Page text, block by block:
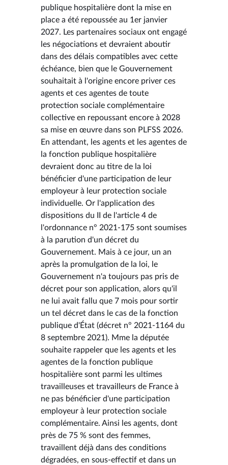
publique hospitalière dont la mise en
place a été repoussée au 1er janvier
2027. Les partenaires sociaux ont engagé
les négociations et devraient aboutir
dans des délais compatibles avec cette
échéance, bien que le Gouvernement
souhaitait à l'origine encore priver ces
agents et ces agentes de toute
protection sociale complémentaire
collective en repoussant encore à 2028
sa mise en œuvre dans son PLFSS 2026.
En attendant, les agents et les agentes de
la fonction publique hospitalière
devraient donc au titre de la loi
bénéficier d'une participation de leur
employeur à leur protection sociale
individuelle. Or l'application des
dispositions du II de l'article 4 de
l'ordonnance n° 2021-175 sont soumises
à la parution d'un décret du
Gouvernement. Mais à ce jour, un an
après la promulgation de la loi, le
Gouvernement n'a toujours pas pris de
décret pour son application, alors qu'il
ne lui avait fallu que 7 mois pour sortir
un tel décret dans le cas de la fonction
publique d'État (décret n° 2021-1164 du
8 septembre 2021). Mme la députée
souhaite rappeler que les agents et les
agentes de la fonction publique
hospitalière sont parmi les ultimes
travailleuses et travailleurs de France à
ne pas bénéficier d'une participation
employeur à leur protection sociale
complémentaire. Ainsi les agents, dont
près de 75 % sont des femmes,
travaillent déjà dans des conditions
dégradées, en sous-effectif et dans un